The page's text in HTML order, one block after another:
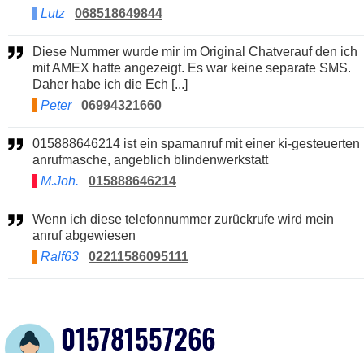
Lutz
068518649844
Diese Nummer wurde mir im Original Chatverauf den ich
mit AMEX hatte angezeigt. Es war keine separate SMS.
Daher habe ich die Ech [...]
Peter
06994321660
015888646214 ist ein spamanruf mit einer ki-gesteuerten
anrufmasche, angeblich blindenwerkstatt
M.Joh.
015888646214
Wenn ich diese telefonnummer zurückrufe wird mein
anruf abgewiesen
Ralf63
02211586095111